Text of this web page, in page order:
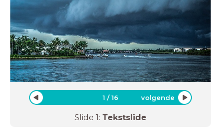
1 /16 volgende
Slide 1: Tekstslide